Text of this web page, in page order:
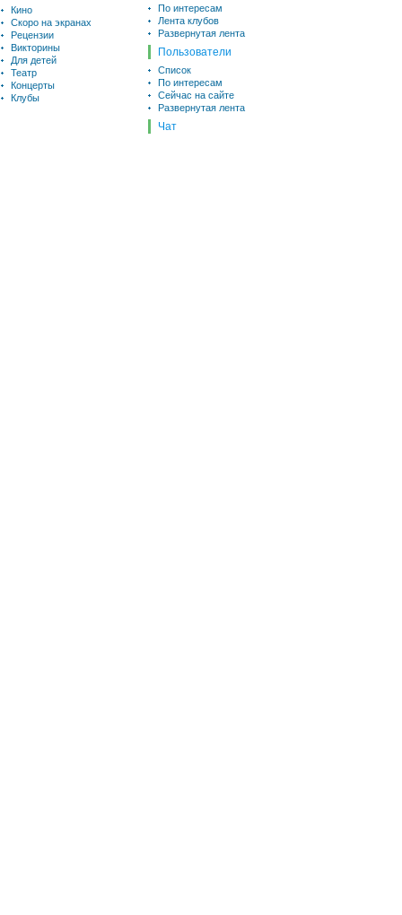
Кино
Скоро на экранах
Рецензии
Викторины
Для детей
Театр
Концерты
Клубы
По интересам
Лента клубов
Развернутая лента
Пользователи
Список
По интересам
Сейчас на сайте
Развернутая лента
Чат